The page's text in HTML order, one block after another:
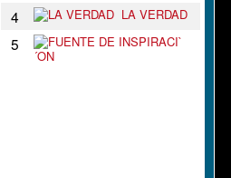
4 LA VERDAD
5